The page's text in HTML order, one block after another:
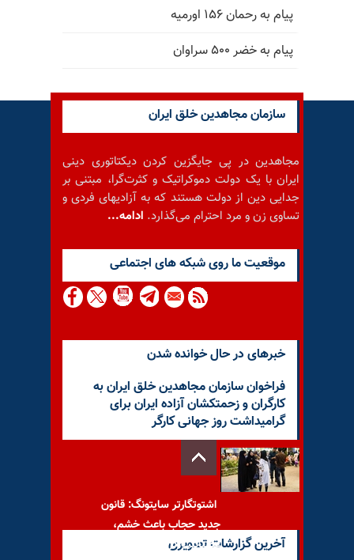
پیام به رحمان ۱۵۶ اورمیه
پیام به خضر ۵۰۰ سراوان
سازمان مجاهدین خلق ایران
مجاهدین در پی جایگزین کردن دیکتاتوری دینی
ایران با یک دولت دموکراتیک و کثرت‌گرا، مبتنی بر
جدایی دین از دولت هستند که به آزادیهای فردی و
تساوی زن و مرد احترام می‌گذارد. ادامه...
موقعيت ما روى شبكه هاى اجتماعى
خبرهای در حال خوانده شدن
فراخوان سازمان مجاهدین خلق ایران به
کارگران و زحمتکشان آزاده ایران برای
گرامیداشت روز جهانی کارگر
اشتوتگارتر سایتونگ: قانون
جدید حجاب باعث خشم،
عصبانیت در سراسر کشور شدهآخرین گزارشات تصویری